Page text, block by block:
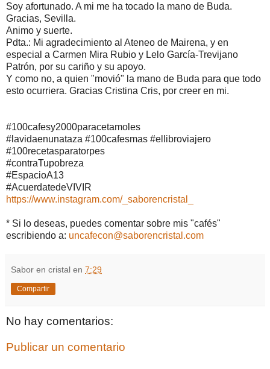
Soy afortunado. A mi me ha tocado la mano de Buda.
Gracias, Sevilla.
Animo y suerte.
Pdta.: Mi agradecimiento al Ateneo de Mairena, y en
especial a Carmen Mira Rubio y Lelo García-Trevijano
Patrón, por su cariño y su apoyo.
Y como no, a quien "movió" la mano de Buda para que todo
esto ocurriera. Gracias Cristina Cris, por creer en mi.
#100cafesy2000paracetamoles
#lavidaenunataza #100cafesmas #ellibroviajero
#100recetasparatorpes
#contraTupobreza
#EspacioA13
#AcuerdatedeVIVIR
https://www.instagram.com/_saborencristal_
* Si lo deseas, puedes comentar sobre mis "cafés"
escribiendo a: uncafecon@saborencristal.com
Sabor en cristal en 7:29
Compartir
No hay comentarios:
Publicar un comentario